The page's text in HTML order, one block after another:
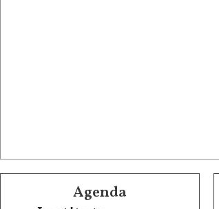
Agenda